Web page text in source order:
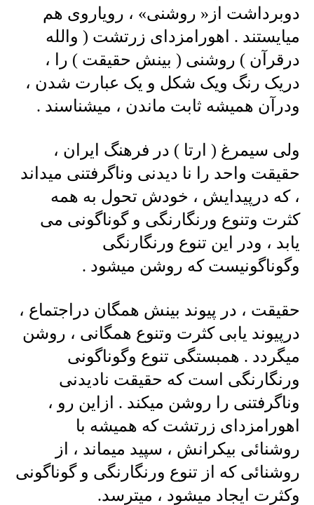
دوبرداشت از« روشنی» ، رویاروی هم
میایستند . اهورامزدای زرتشت ( والله
درقرآن ) روشنی ( بینش حقیقت ) را ،
دریک رنگ ویک شکل و یک عبارت شدن ،
ودرآن همیشه ثابت ماندن ، میشناسند .
ولی سیمرغ ( ارتا ) در فرهنگ ایران ،
حقیقت واحد را نا دیدنی وناگرفتنی میداند
، که درپیدایش ، خودش تحول به همه
کثرت وتنوع ورنگارنگی و گوناگونی می
یابد ، ودر این تنوع ورنگارنگی
وگوناگونیست که روشن میشود .
حقیقت ، در پیوند بینش همگان دراجتماع ،
درپیوند یابی کثرت وتنوع همگانی ، روشن
میگردد . همبستگی تنوع وگوناگونی
ورنگارنگی است که حقیقت نادیدنی
وناگرفتنی را روشن میکند . ازاین رو ،
اهورامزدای زرتشت که همیشه با
روشنائی بیکرانش ، سپید میماند ، از
روشنائی که از تنوع ورنگارنگی و گوناگونی
وکثرت ایجاد میشود ، میترسد.